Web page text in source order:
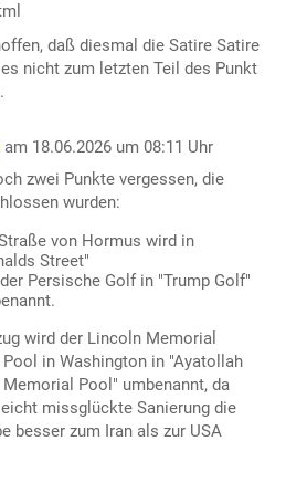
daß diesmal die Satire Satire
nicht zum letzten Teil des Punkt
am 18.06.2026 um 08:11 Uhr
zwei Punkte vergessen, die
wurden:
von Hormus wird in
Street"
Persische Golf in "Trump Golf"
wird der Lincoln Memorial
Pool in Washington in "Ayatollah
Memorial Pool" umbenannt, da
missglückte Sanierung die
besser zum Iran als zur USA